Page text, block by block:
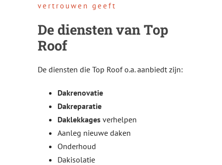
vertrouwen geeft
De diensten van Top
Roof
De diensten die Top Roof o.a. aanbiedt zijn:
Dakrenovatie
Dakreparatie
Daklekkages verhelpen
Aanleg nieuwe daken
Onderhoud
Dakisolatie